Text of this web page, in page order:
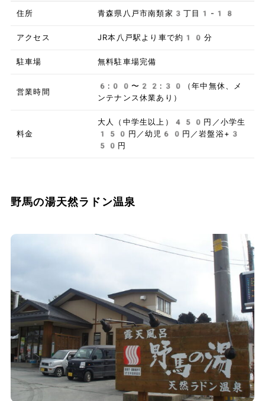
住所 青森県八戸市南類家3丁目1-18
アクセス JR本八戸駅より車で約10分
駐車場 無料駐車場完備
営業時間
6:00〜22:30（年中無休、メ
ンテナンス休業あり）
料金
大人（中学生以上）450円／小学生
150円／幼児60円／岩盤浴+3
50円
野馬の湯天然ラドン温泉